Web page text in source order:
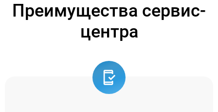
Преимущества сервис-
центра